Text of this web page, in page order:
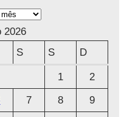
2026
S S D
1
2
7 8
9